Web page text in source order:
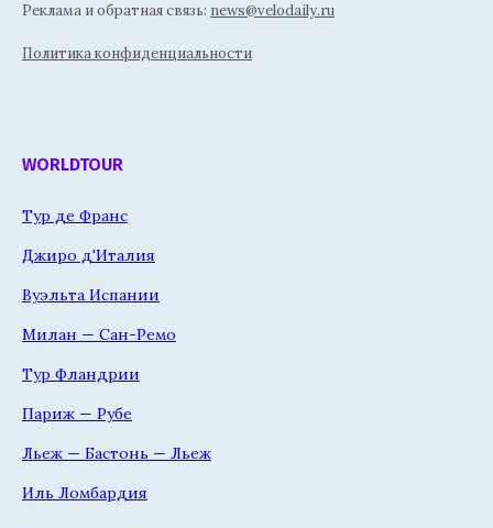
Реклама и обратная связь: news@velodaily.ru
Политика конфиденциальности
WORLDTOUR
Тур де Франс
Джиро д'Италия
Вуэльта Испании
Милан — Сан-Ремо
Тур Фландрии
Париж — Рубе
Льеж — Бастонь — Льеж
Иль Ломбардия